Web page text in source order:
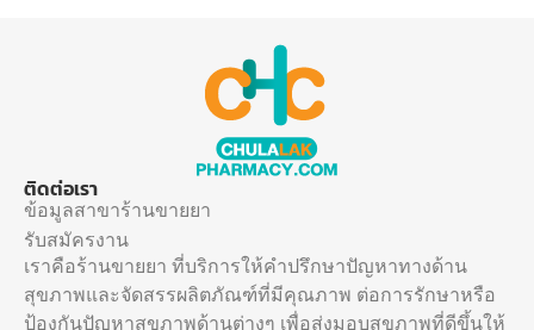
ติดต่อเรา
ข้อมูลสาขาร้านขายยา
รับสมัครงาน
เราคือร้านขายยา ที่บริการให้คำปรึกษาปัญหาทางด้าน
สุขภาพและจัดสรรผลิตภัณฑ์ที่มีคุณภาพ ต่อการรักษาหรือ
ป้องกันปัญหาสุขภาพด้านต่างๆ เพื่อส่งมอบสุขภาพที่ดีขึ้นให้